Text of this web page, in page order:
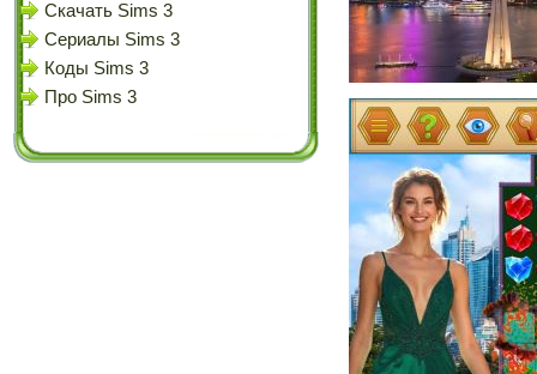
Скачать Sims 3
Сериалы Sims 3
Коды Sims 3
Про Sims 3